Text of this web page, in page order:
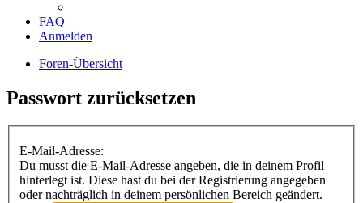
FAQ
Anmelden
Foren-Übersicht
Passwort zurücksetzen
E-Mail-Adresse:
Du musst die E-Mail-Adresse angeben, die in deinem Profil
hinterlegt ist. Diese hast du bei der Registrierung angegeben
oder nachträglich in deinem persönlichen Bereich geändert.